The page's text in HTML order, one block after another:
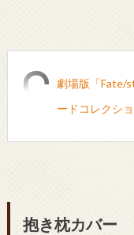
劇場版「Fate/
ードコレクシ
抱き枕カバー